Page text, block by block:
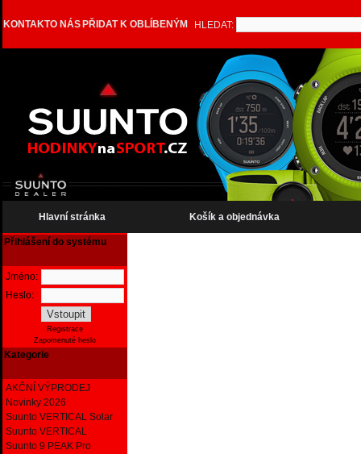
KONTAKTO NÁS PŘIDAT K OBLÍBENÝM HLEDAT:
Hlavní stránka Košík a objednávka
Přihlášení do systému
Jméno:
Heslo:
Registrace
Zapomenuté heslo
Kategorie
AKČNÍ VÝPRODEJ
Novinky 2026
Suunto VERTICAL Solar
Suunto VERTICAL
Suunto 9 PEAK Pro